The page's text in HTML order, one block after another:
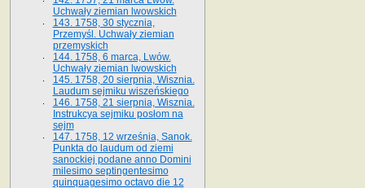
Uchwały ziemian lwowskich
143. 1758, 30 stycznia,
Przemyśl. Uchwały ziemian
przemyskich
144. 1758, 6 marca, Lwów.
Uchwały ziemian lwowskich
145. 1758, 20 sierpnia, Wisznia.
Laudum sejmiku wiszeńskiego
146. 1758, 21 sierpnia, Wisznia.
Instrukcya sejmiku posłom na
sejm
147. 1758, 12 września, Sanok.
Punkta do laudum od ziemi
sanockiej podane anno Domini
milesimo septingentesimo
quinquagesimo octavo die 12